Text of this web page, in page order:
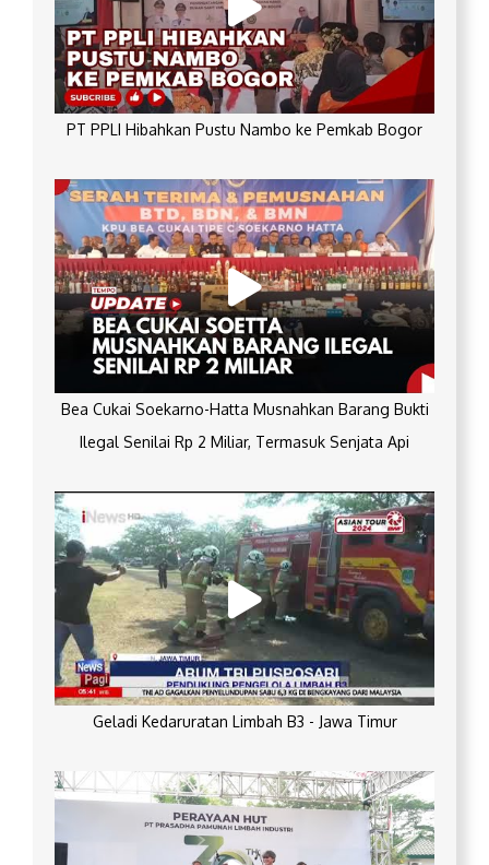
PT PPLI Hibahkan Pustu Nambo ke Pemkab Bogor
Bea Cukai Soekarno-Hatta Musnahkan Barang Bukti
Ilegal Senilai Rp 2 Miliar, Termasuk Senjata Api
Geladi Kedaruratan Limbah B3 - Jawa Timur